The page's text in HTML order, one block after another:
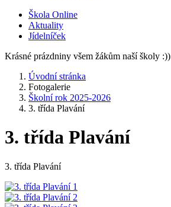
Škola Online
Aktuality
Jídelníček
Krásné prázdniny všem žákům naší školy :))
Úvodní stránka
Fotogalerie
Školní rok 2025-2026
3. třída Plavání
3. třída Plavání
3. třída Plavání